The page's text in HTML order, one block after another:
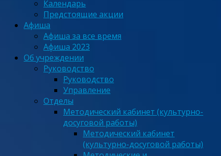
Календарь
Предстоящие акции
Афиша
Афиша за все время
Афиша 2023
Об учреждении
Руководство
Руководство
Управление
Отделы
Методический кабинет (культурно-
досуговой работы)
Методический кабинет
(культурно-досуговой работы)